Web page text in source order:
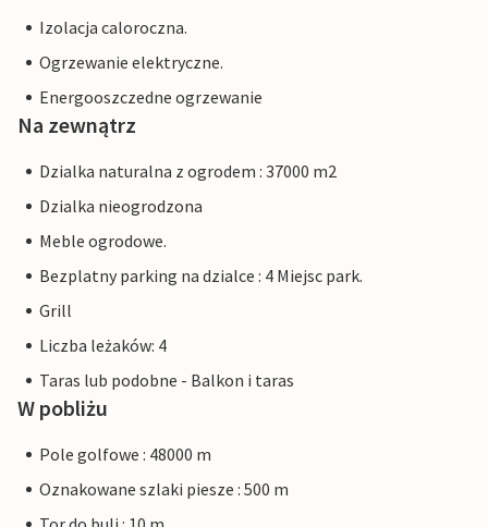
Izolacja caloroczna.
Ogrzewanie elektryczne.
Energooszczedne ogrzewanie
Na zewnątrz
Dzialka naturalna z ogrodem : 37000 m2
Dzialka nieogrodzona
Meble ogrodowe.
Bezplatny parking na dzialce : 4 Miejsc park.
Grill
Liczba leżaków: 4
Taras lub podobne - Balkon i taras
W pobliżu
Pole golfowe : 48000 m
Oznakowane szlaki piesze : 500 m